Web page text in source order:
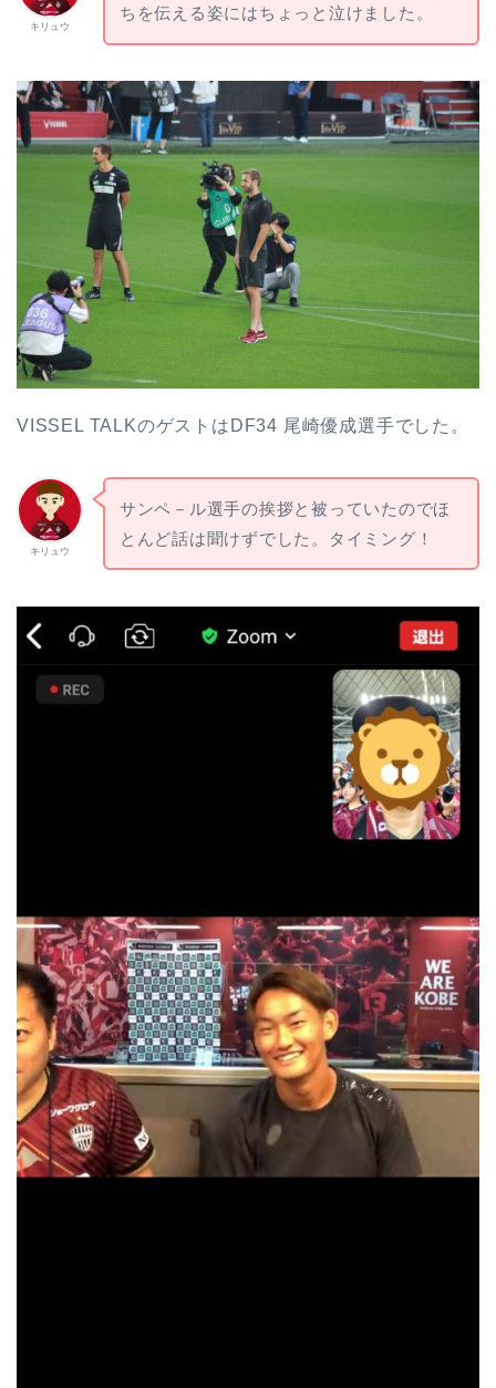
キリュウ
ちを伝える姿にはちょっと泣けました。
VISSEL TALKのゲストはDF34 尾崎優成選手でした。
キリュウ
サンペ－ル選手の挨拶と被っていたのでほ
とんど話は聞けずでした。タイミング！